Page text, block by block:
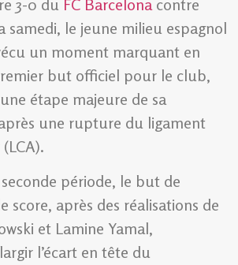
3-0 du FC Barcelona contre
samedi, le jeune milieu espagnol
un moment marquant en
but officiel pour le club,
étape majeure de sa
une rupture du ligament
période, le but de
score, après des réalisations de
et Lamine Yamal,
l’écart en tête du